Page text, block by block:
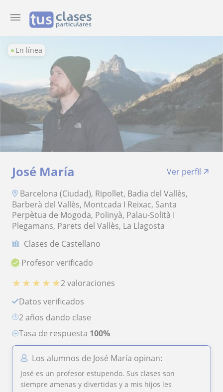
En línea
José María
Ver perfil
Barcelona (Ciudad), Ripollet, Badia del Vallès,
Barberà del Vallès, Montcada I Reixac, Santa
Perpètua de Mogoda, Polinyà, Palau-Solità I
Plegamans, Parets del Vallès, La Llagosta
Clases de Castellano
Profesor verificado
★ ★ ★ ★ ★2 valoraciones
Datos verificados
2 años dando clase
Tasa de respuesta 100%
Los alumnos de José María opinan:
José es un profesor estupendo. Sus clases son
siempre amenas y divertidas y a mis hijos les